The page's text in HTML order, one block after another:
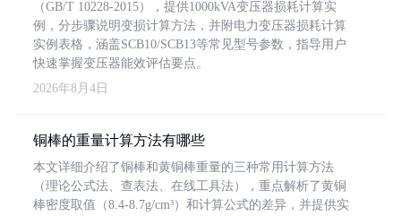
（GB/T 10228-2015），提供1000kVA变压器损耗计算实
例，分步骤说明变损计算方法，并附电力变压器损耗计算
实例表格，涵盖SCB10/SCB13等常见型号参数，指导用户
快速掌握变压器能效评估要点。
2026年8月4日
铜棒的重量计算方法有哪些
本文详细介绍了铜棒和黄铜棒重量的三种常用计算方法
（理论公式法、查表法、在线工具法），重点解析了黄铜
棒密度取值（8.4-8.7g/cm³）和计算公式的差异，并提供实